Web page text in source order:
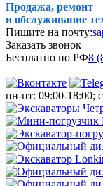
Продажа, ремонт
и обслуживание
Пишите на почту:
Заказать звонок
Бесплатно по РФ8
пн-пт: 09:00-18:00;